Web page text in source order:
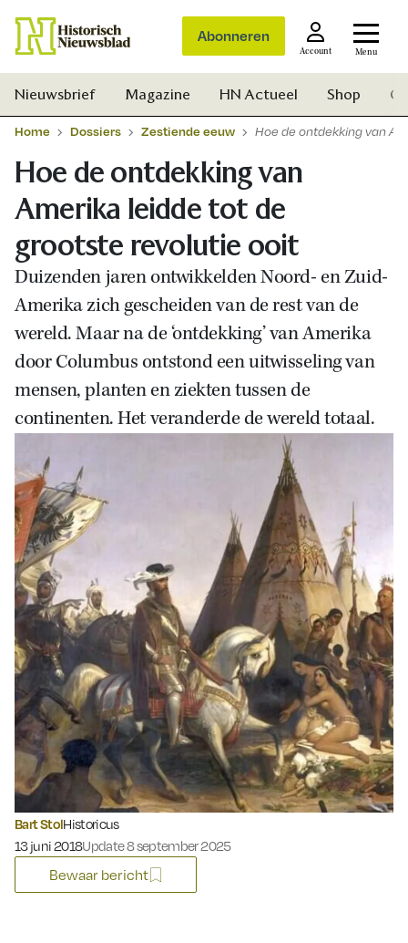
Abonneren
Account Menu
Zoek
Nieuwsbrief Magazine HN Actueel Shop
Home Dossiers Zestiende eeuw Hoe de ontdekking van
Hoe de ontdekking van
Amerika leidde tot de
grootste revolutie ooit
Duizenden jaren ontwikkelden Noord- en Zuid-
Amerika zich gescheiden van de rest van de
wereld. Maar na de ‘ontdekking’ van Amerika
door Columbus ontstond een uitwisseling van
mensen, planten en ziekten tussen de
continenten. Het veranderde de wereld totaal.
Bart StolHistoricus
Gepubliceerd op:
13 juni 2018Update 8 september 2025
Bewaar bericht